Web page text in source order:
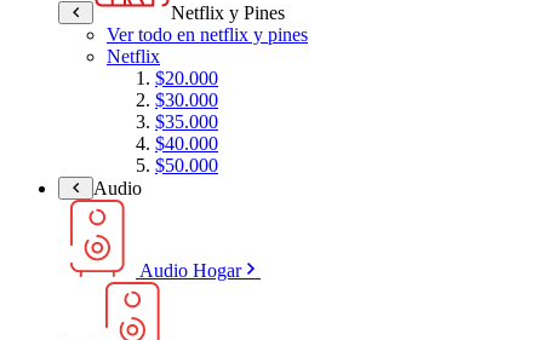
Netflix y Pines
Ver todo en netflix y pines
Netflix
$20.000
$30.000
$35.000
$40.000
$50.000
Audio
Audio Hogar